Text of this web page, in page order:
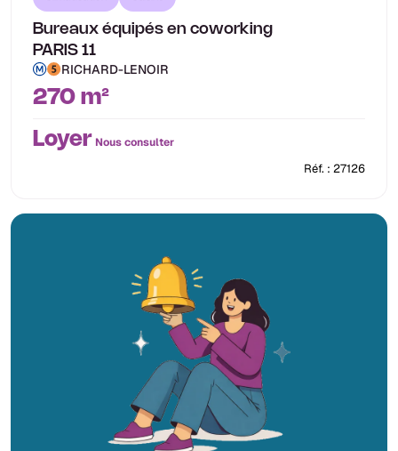
Bureaux équipés en coworking
PARIS 11
RICHARD-LENOIR
270 m²
Loyer Nous consulter
Réf. : 27126